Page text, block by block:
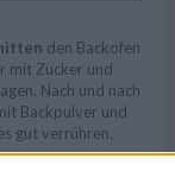
den Backofen
mit Zucker und
Nach und nach
Backpulver und
gut verrühren.